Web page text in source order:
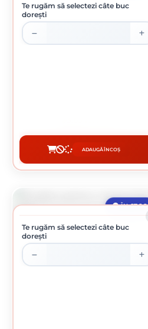
CUMPĂRĂ
Te rugăm să selectezi câte buc
dorești
ADAUGĂ ÎN COȘ
ÎN STOC
Te rugăm să selectezi câte buc
dorești